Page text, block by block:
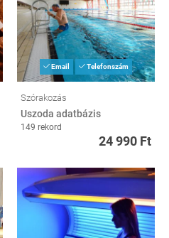
Email Telefonszám
Szórakozás
Uszoda adatbázis
149 rekord
24 990 Ft